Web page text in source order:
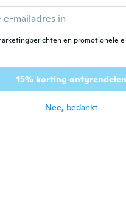
van 2017
Lid geworden van 2021 · 12
en promotionele
15% korting ontgrendelen
Nee, bedankt